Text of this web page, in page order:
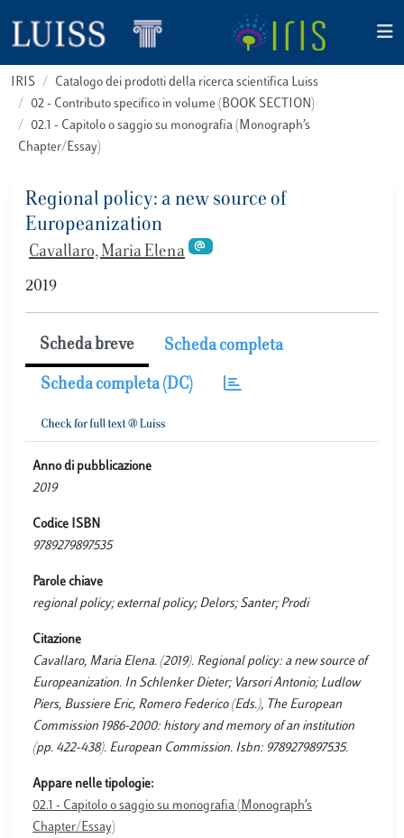
IRIS
Catalogo dei prodotti della ricerca scientifica Luiss
02 - Contributo specifico in volume (BOOK SECTION)
02.1 - Capitolo o saggio su monografia (Monograph’s
Chapter/Essay)
Regional policy: a new source of
Europeanization
Cavallaro, Maria Elena
2019
Scheda breve Scheda completa
Scheda completa (DC)
Anno di pubblicazione
2019
Codice ISBN
9789279897535
Parole chiave
regional policy; external policy; Delors; Santer; Prodi
Citazione
Cavallaro, Maria Elena. (2019). Regional policy: a new source of
Europeanization. In Schlenker Dieter; Varsori Antonio; Ludlow
Piers, Bussiere Eric, Romero Federico (Eds.), The European
Commission 1986-2000: history and memory of an institution
(pp. 422-438). European Commission. Isbn: 9789279897535.
Appare nelle tipologie:
02.1 - Capitolo o saggio su monografia (Monograph’s
Chapter/Essay)